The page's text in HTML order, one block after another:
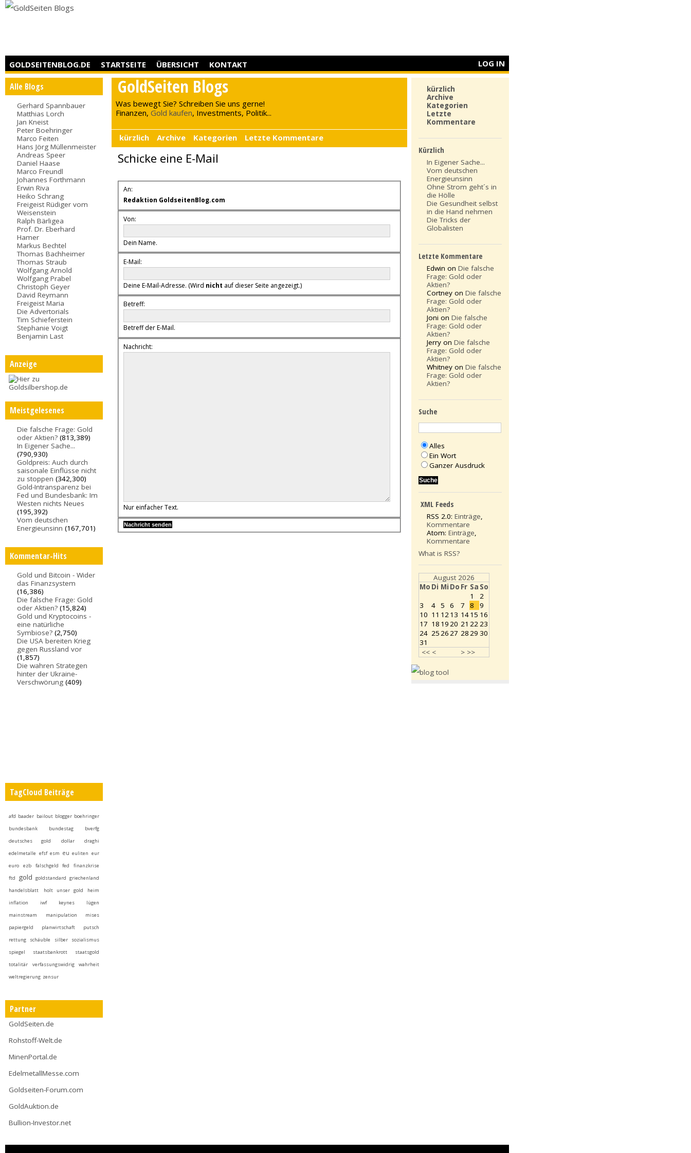
GOLDSEITENBLOG.DE STARTSEITE ÜBERSICHT KONTAKT LOG IN
Alle Blogs
Gerhard Spannbauer
Matthias Lorch
Jan Kneist
Peter Boehringer
Marco Feiten
Hans Jörg Müllenmeister
Andreas Speer
Daniel Haase
Marco Freundl
Johannes Forthmann
Erwin Riva
Heiko Schrang
Freigeist Rüdiger vom
Weisenstein
Ralph Bärligea
Prof. Dr. Eberhard
Hamer
Markus Bechtel
Thomas Bachheimer
Thomas Straub
Wolfgang Arnold
Wolfgang Prabel
Christoph Geyer
David Reymann
Freigeist Maria
Die Advertorials
Tim Schieferstein
Stephanie Voigt
Benjamin Last
Anzeige
Meistgelesenes
Die falsche Frage: Gold
oder Aktien? (813,389)
In Eigener Sache...
(790,930)
Goldpreis: Auch durch
saisonale Einflüsse nicht
zu stoppen (342,300)
Gold-Intransparenz bei
Fed und Bundesbank: Im
Westen nichts Neues
(195,392)
Vom deutschen
Energieunsinn (167,701)
Kommentar-Hits
Gold und Bitcoin - Wider
das Finanzsystem
(16,386)
Die falsche Frage: Gold
oder Aktien? (15,824)
Gold und Kryptocoins -
eine natürliche
Symbiose? (2,750)
Die USA bereiten Krieg
gegen Russland vor
(1,857)
Die wahren Strategen
hinter der Ukraine-
Verschwörung (409)
TagCloud Beiträge
afd baader bailout blogger boehringer
bundesbank
bundestag
bverfg
deutsches gold
dollar
draghi
edelmetalle efsf esm eu euliten eur
euro
ezb falschgeld fed
finanzkrise
ftd
gold goldstandard griechenland
handelsblatt
holt unser gold heim
inflation
iwf keynes
lügen
mainstream
manipulation
mises
papiergeld
planwirtschaft
putsch
rettung
schäuble silber
sozialismus
spiegel
staatsbankrott
staatsgold
totalitär
verfassungswidrig
wahrheit
weltregierung zensur
Partner
GoldSeiten.de
Rohstoff-Welt.de
MinenPortal.de
EdelmetallMesse.com
Goldseiten-Forum.com
GoldAuktion.de
Bullion-Investor.net
GoldSeiten Blogs
Was bewegt Sie? Schreiben Sie uns gerne!
Finanzen,Gold kaufen, Investments, Politik...
kürzlich Archive Kategorien Letzte Kommentare
Schicke eine E-Mail
An:
Redaktion GoldseitenBlog.com
Von:
Dein Name.
E-Mail:
Deine E-Mail-Adresse. (Wird nicht auf dieser Seite angezeigt.)
Betreff:
Betreff der E-Mail.
Nachricht:
Nur einfacher Text.
kürzlich
Archive
Kategorien
Letzte
Kommentare
Kürzlich
In Eigener Sache...
Vom deutschen
Energieunsinn
Ohne Strom geht´s in
die Hölle
Die Gesundheit selbst
in die Hand nehmen
Die Tricks der
Globalisten
Letzte Kommentare
Edwin onDie falsche
Frage: Gold oder
Aktien?
Cortney onDie falsche
Frage: Gold oder
Aktien?
Joni onDie falsche
Frage: Gold oder
Aktien?
Jerry onDie falsche
Frage: Gold oder
Aktien?
Whitney onDie falsche
Frage: Gold oder
Aktien?
Suche
Alles
Ein Wort
Ganzer Ausdruck
XML Feeds
RSS 2.0:Einträge,
Kommentare
Atom:Einträge,
Kommentare
What is RSS?
August 2026
Mo Di Mi Do Fr Sa So
<< < > >>
1
2
3
4 5 6 7 8
9
10 11 1213 1415 16
17 18 1920 21 2223
24 252627 2829 30
31